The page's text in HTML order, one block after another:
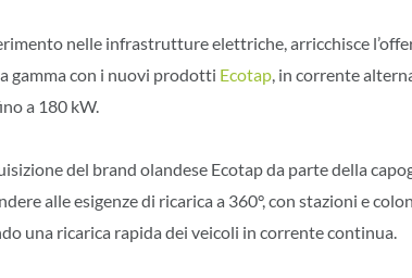
nelle infrastrutture elettriche, arricchisce
gamma con i nuovi prodotti Ecotap , in corrente
a 180 kW.
del brand olandese Ecotap da parte della
alle esigenze di ricarica a 360°, con stazioni e
una ricarica rapida dei veicoli in corrente continua.